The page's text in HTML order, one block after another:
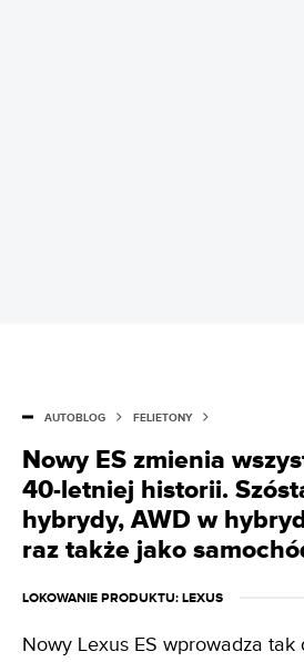
AUTOBLOG FELIETONY
Nowy ES zmienia
40-letniej historii.
hybrydy, AWD w
raz także jako
LOKOWANIE PRODUKTU: LEXUS
Nowy Lexus ES wprowadza tak